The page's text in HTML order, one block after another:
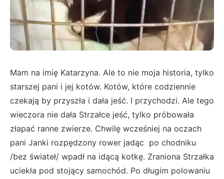
Mam na imię Katarzyna. Ale to nie moja historia, tylko
starszej pani i jej kotów. Kotów, które codziennie
czekają by przyszła i dała jeść. I przychodzi. Ale tego
wieczora nie dała Strzałce jeść, tylko próbowała
złapać ranne zwierze. Chwilę wcześniej na oczach
pani Janki rozpędzony rower jadąc po chodniku
/bez świateł/ wpadł na idącą kotkę. Zraniona Strzałka
uciekła pod stojący samochód. Po długim polowaniu